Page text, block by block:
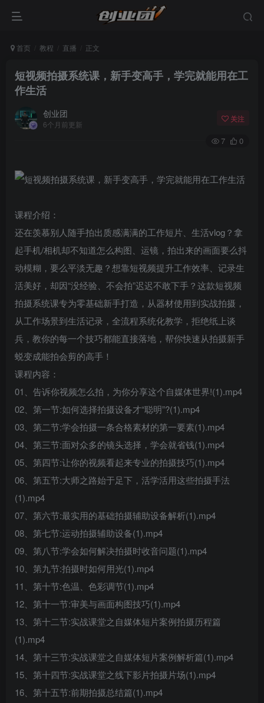
首页 教程 直播 正文
短视频拍摄系统课，新手变高手，学完就能用在工
作生活
创业团
6个月前更新
关注
7 0
课程介绍：
还在羡慕别人随手拍出质感满满的工作短片、生活vlog？拿
起手机/相机却不知道怎么构图、运镜，拍出来的画面要么抖
动模糊，要么平淡无趣？想靠短视频提升工作效率、记录生
活美好，却因“没经验、不会拍”迟迟不敢下手？这款短视频
拍摄系统课专为零基础新手打造，从器材使用到实战拍摄，
从工作场景到生活记录，全流程系统化教学，拒绝纸上谈
兵，教你的每一个技巧都能直接落地，帮你快速从拍摄新手
蜕变成能拍会剪的高手！
课程内容：
01、告诉你视频怎么拍，为你分享这个自媒体世界!(1).mp4
02、第一节:如何选择拍摄设备才“聪明”?(1).mp4
03、第二节:学会拍摄一条合格素材的第一要素(1).mp4
04、第三节:面对众多的镜头选择，学会就省钱(1).mp4
05、第四节:让你的视频看起来专业的拍摄技巧(1).mp4
06、第五节:大师之路始于足下，活学活用这些拍摄手法
(1).mp4
07、第六节:最实用的基础拍摄辅助设备解析(1).mp4
08、第七节:运动拍摄辅助设备(1).mp4
09、第八节:学会如何解决拍摄时收音问题(1).mp4
10、第九节:拍摄时如何用光(1).mp4
11、第十节:色温、色彩调节(1).mp4
12、第十一节:审美与画面构图技巧(1).mp4
13、第十二节:实战课堂之自媒体短片案例拍摄历程篇
(1).mp4
14、第十三节:实战课堂之自媒体短片案例解析篇(1).mp4
15、第十四节:实战课堂之线下影片拍摄片场(1).mp4
16、第十五节:前期拍摄总结篇(1).mp4
没有账号？立即注册
用户名或邮箱
登录密码
记住登录 找回密码
登录